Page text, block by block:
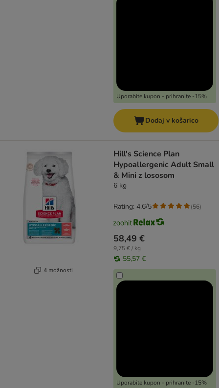
Uporabite kupon - prihranite -15%
Dodaj v košarico
4 možnosti
Hill's Science Plan
Hypoallergenic Adult Small
& Mini z lososom
6 kg
58,49 €
9,75 € / kg
55,57 €
Uporabite kupon - prihranite -15%
Rating: 4.6/5 (56)